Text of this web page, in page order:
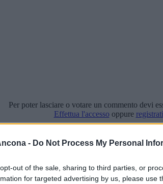
- Do Not Process My Personal
out of the sale, sharing to third parties, or
for targeted advertising by us, please use
Per poter lasciare o votare un commento devi
Effettua l'accesso oppure registrati